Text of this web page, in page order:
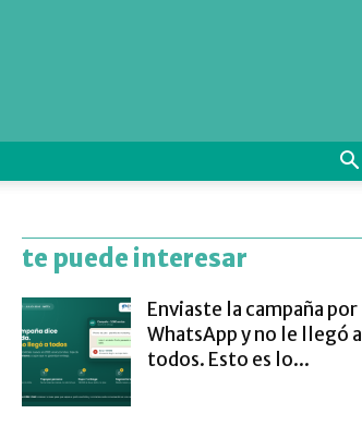
te puede interesar
Enviaste la campaña por
WhatsApp y no le llegó a
todos. Esto es lo...